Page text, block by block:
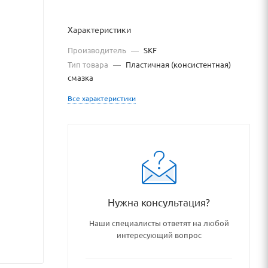
spetsialnye_smazki/
Характеристики
Производитель — SKF
Тип товара — Пластичная (консистентная)
смазка
Все характеристики
Нужна консультация?
Наши специалисты ответят на любой
интересующий вопрос